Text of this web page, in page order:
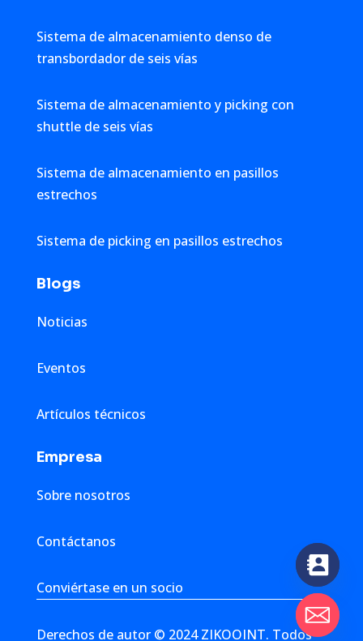
Sistema de almacenamiento denso de
transbordador de seis vías
Sistema de almacenamiento y picking con
shuttle de seis vías
Sistema de almacenamiento en pasillos
estrechos
Sistema de picking en pasillos estrechos
Blogs
Noticias
Eventos
Artículos técnicos
Empresa
Sobre nosotros
Contáctanos
Conviértase en un socio
Derechos de autor © 2024 ZIKOOINT. Todos